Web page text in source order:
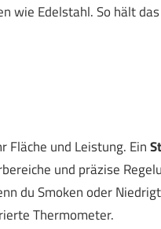
wie Edelstahl. So hält
Fläche und Leistung. Ein
und präzise
du Smoken oder
Thermometer.